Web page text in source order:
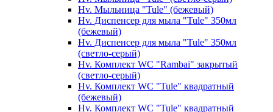
Hv. Мыльница "Tule" (бежевый)
Hv. Диспенсер для мыла "Tule" 350мл
(бежевый)
Hv. Диспенсер для мыла "Tule" 350мл
(светло-серый)
Hv. Комплект WC "Rambai" закрытый
(светло-серый)
Hv. Комплект WC "Tule" квадратный
(бежевый)
Hv. Комплект WC "Tule" квадратный